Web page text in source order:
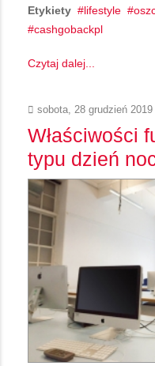
Etykiety lifestyle
cashgobackpl
Czytaj dalej...
sobota, 28 grudzień 2019
Właściwości
typu dzień